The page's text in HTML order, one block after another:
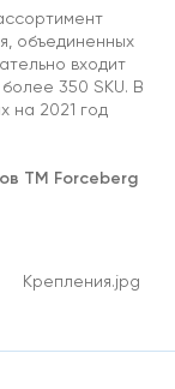
объединенных
входит
350 SKU. В
на 2021 год
ТМ Forceberg